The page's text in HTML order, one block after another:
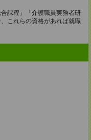
課程」「介護職員実務者研
これらの資格があれば就職